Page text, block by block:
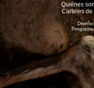
Quiénes
Carteles